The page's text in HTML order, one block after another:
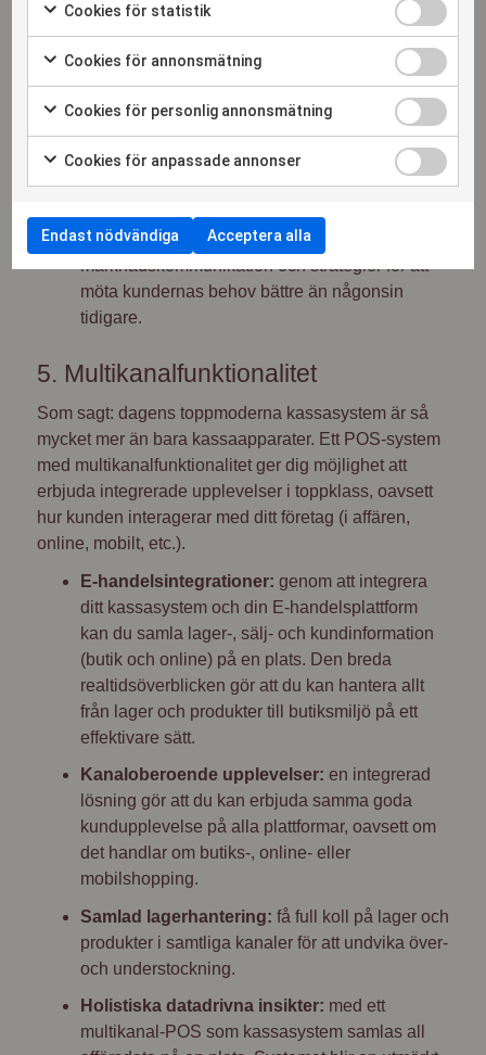
Öka kundernas engagemang och få dem att
personliga kundupplevelser gör att
de väljer att återkomma. Det är också ett sätt att
göra kunder till ambassadörer som sprider
positiv word of mouth och skapar nya affärer.
Datadrivna kundinsikter:integrationen ger dig
bättre insikt i kundernas beteenden och
önskemål än någonsin tidigare. Retailföretag
kan använda detta för att optimera erbjudanden,
marknadskommunikation och strategier för att
möta kundernas behov bättre än någonsin
tidigare.
5. Multikanalfunktionalitet
Som sagt: dagens toppmoderna kassasystem är så
mycket mer än bara kassaapparater. Ett POS-system
med multikanalfunktionalitet ger dig möjlighet att
erbjuda integrerade upplevelser i toppklass, oavsett
hur kunden interagerar med ditt företag (i affären,
online, mobilt, etc.).
E-handelsintegrationer: genom att integrera
ditt kassasystem och din E-handelsplattform
kan du samla lager-, sälj- och kundinformation
(butik och online) på en plats. Den breda
realtidsöverblicken gör att du kan hantera allt
från lager och produkter till butiksmiljö på ett
effektivare sätt.
Kanaloberoende upplevelser: en integrerad
lösning gör att du kan erbjuda samma goda
kundupplevelse på alla plattformar, oavsett om
det handlar om butiks-, online- eller
mobilshopping.
Samlad lagerhantering: få full koll på lager och
produkter i samtliga kanaler för att undvika över-
och understockning.
Holistiska datadrivna insikter: med ett
multikanal-POS som kassasystem samlas all
Cookies för statistik
Cookies för annonsmätning
Cookies för personlig annonsmätning
Cookies för anpassade annonser
Endast nödvändiga Acceptera alla